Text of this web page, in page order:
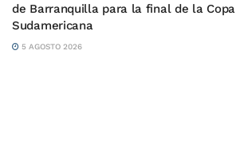
de Barranquilla para la final de la Copa
Sudamericana
5 AGOSTO 2026